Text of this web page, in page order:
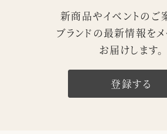
新商品やイベントのご
ブランドの最新情報を
お届けします。
登録する